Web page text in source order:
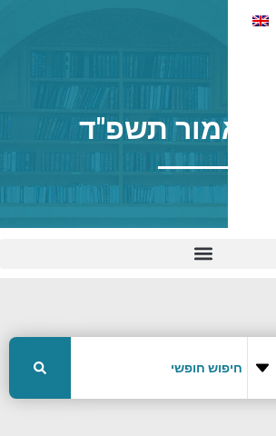
אמור תשפ"ד